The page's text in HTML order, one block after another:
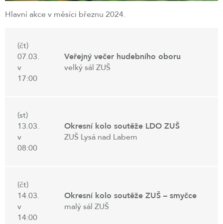
Hlavní akce v měsíci březnu 2024.
(čt)
07.03.
v
17:00
Veřejný večer hudebního oboru
velký sál ZUŠ
(st)
13.03.
v
08:00
Okresní kolo soutěže LDO ZUŠ
ZUŠ Lysá nad Labem
(čt)
14.03.
v
14:00
Okresní kolo soutěže ZUŠ – smyčce
malý sál ZUŠ